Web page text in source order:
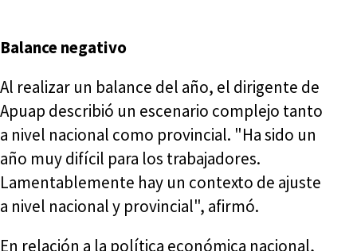
Balance negativo
Al realizar un balance del año, el dirigente de
Apuap describió un escenario complejo tanto
a nivel nacional como provincial. "Ha sido un
año muy difícil para los trabajadores.
Lamentablemente hay un contexto de ajuste
a nivel nacional y provincial", afirmó.
En relación a la política económica nacional,